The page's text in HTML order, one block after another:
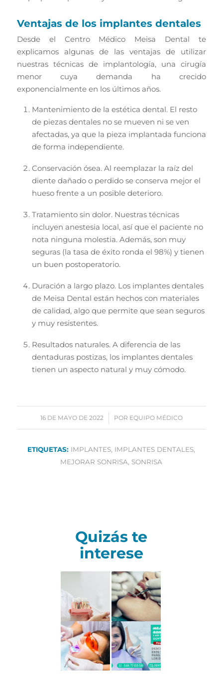
Ventajas de los implantes dentales
Desde el Centro Médico Meisa Dental te
explicamos algunas de las ventajas de utilizar
nuestras técnicas de implantología, una cirugía
menor cuya demanda ha crecido
exponencialmente en los últimos años.
Mantenimiento de la estética dental. El resto
de piezas dentales no se mueven ni se ven
afectadas, ya que la pieza implantada funciona
de forma independiente.
Conservación ósea. Al reemplazar la raíz del
diente dañado o perdido se conserva mejor el
hueso frente a un posible deterioro.
Tratamiento sin dolor. Nuestras técnicas
incluyen anestesia local, así que el paciente no
nota ninguna molestia. Además, son muy
seguras (la tasa de éxito ronda el 98%) y tienen
un buen postoperatorio.
Duración a largo plazo. Los implantes dentales
de Meisa Dental están hechos con materiales
de calidad, algo que permite que sean seguros
y muy resistentes.
Resultados naturales. A diferencia de las
dentaduras postizas, los implantes dentales
tienen un aspecto natural y muy cómodo.
16 DE MAYO DE 2022
/ POR EQUIPO MÉDICO
ETIQUETAS: IMPLANTES, IMPLANTES DENTALES,
MEJORAR SONRISA, SONRISA
Quizás te
interese